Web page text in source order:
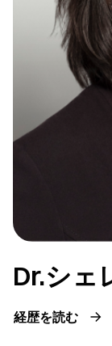
Dr.シェ
経歴を読む